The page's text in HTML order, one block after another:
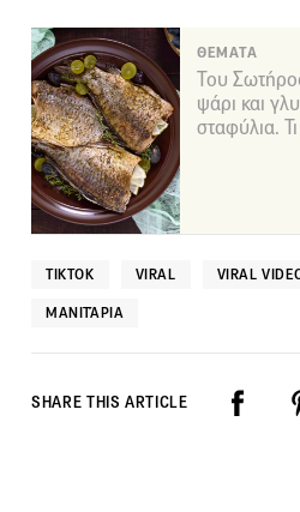
ΘΕΜΑΤΑ
Του
ψάρι και
σταφύλια.
TIKTOK VIRAL VIRAL
ΜΑΝΙΤΆΡΙΑ
SHARE THIS ARTICLE